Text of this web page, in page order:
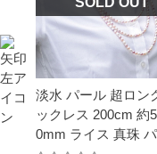
淡水 パール 超ロン
ックレス 200cm 約
0mm ライス 真珠